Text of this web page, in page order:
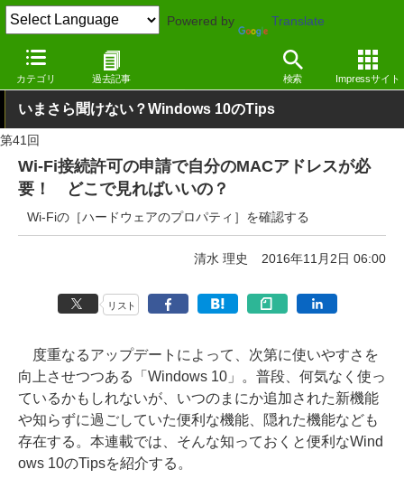
Powered by Translate
カテゴリ 過去記事 検索 Impressサイト
窓の杜 Windows 10
いまさら聞けない？Windows 10のTips
第41回
Wi-Fi接続許可の申請で自分のMACアドレスが必
要！ どこで見ればいいの？
Wi-Fiの［ハードウェアのプロパティ］を確認する
清水 理史 2016年11月2日 06:00
リスト
度重なるアップデートによって、次第に使いやすさを
向上させつつある「Windows 10」。普段、何気なく使っ
ているかもしれないが、いつのまにか追加された新機能
や知らずに過ごしていた便利な機能、隠れた機能なども
存在する。本連載では、そんな知っておくと便利なWind
ows 10のTipsを紹介する。